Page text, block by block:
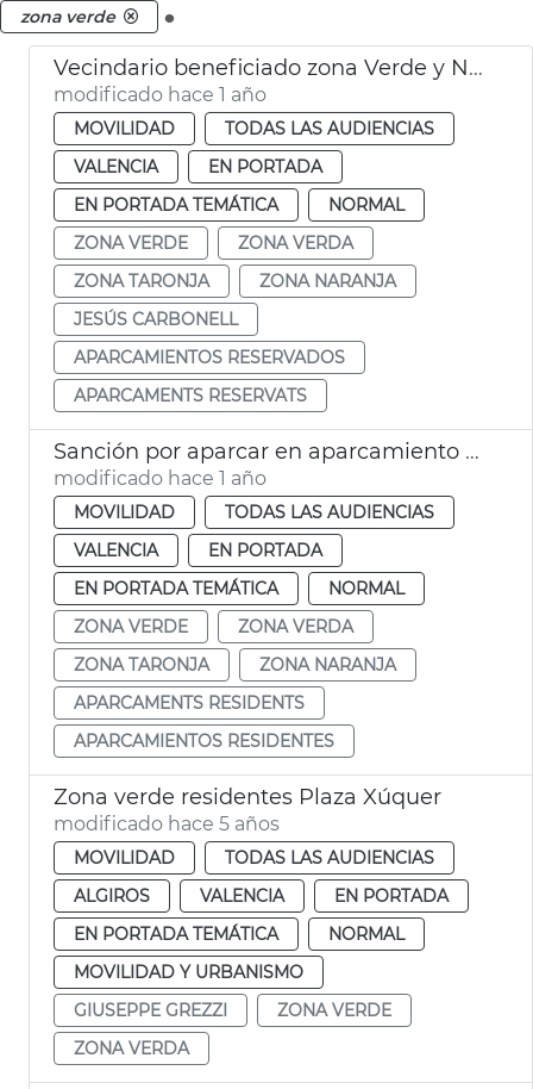
zona verde
Vecindario beneficiado zona Verde y Naranja
modificado hace 1 año
MOVILIDAD
TODAS LAS AUDIENCIAS
VALENCIA
EN PORTADA
EN PORTADA TEMÁTICA
NORMAL
ZONA VERDE
ZONA VERDA
ZONA TARONJA
ZONA NARANJA
JESÚS CARBONELL
APARCAMIENTOS RESERVADOS
APARCAMENTS RESERVATS
Sanción por aparcar en aparcamiento reservado para residentes València
modificado hace 1 año
MOVILIDAD
TODAS LAS AUDIENCIAS
VALENCIA
EN PORTADA
EN PORTADA TEMÁTICA
NORMAL
ZONA VERDE
ZONA VERDA
ZONA TARONJA
ZONA NARANJA
APARCAMENTS RESIDENTS
APARCAMIENTOS RESIDENTES
Zona verde residentes Plaza Xúquer
modificado hace 5 años
MOVILIDAD
TODAS LAS AUDIENCIAS
ALGIROS
VALENCIA
EN PORTADA
EN PORTADA TEMÁTICA
NORMAL
MOVILIDAD Y URBANISMO
GIUSEPPE GREZZI
ZONA VERDE
ZONA VERDA